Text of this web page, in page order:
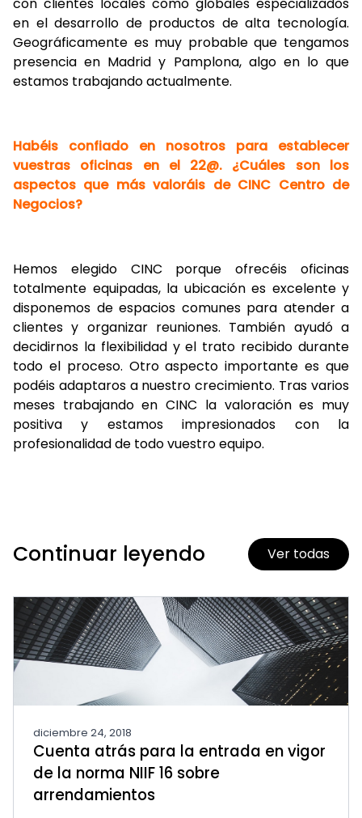
en el desarrollo de productos de alta tecnología.
Geográficamente es muy probable que tengamos
presencia en Madrid y Pamplona, algo en lo que
estamos trabajando actualmente.
Habéis confiado en nosotros para establecer
vuestras oficinas en el 22@. ¿Cuáles son los
aspectos que más valoráis de CINC Centro de
Negocios?
Hemos elegido CINC porque ofrecéis oficinas
totalmente equipadas, la ubicación es excelente y
disponemos de espacios comunes para atender a
clientes y organizar reuniones. También ayudó a
decidirnos la flexibilidad y el trato recibido durante
todo el proceso. Otro aspecto importante es que
podéis adaptaros a nuestro crecimiento. Tras varios
meses trabajando en CINC la valoración es muy
positiva y estamos impresionados con la
profesionalidad de todo vuestro equipo.
Continuar leyendo Ver todas
diciembre 24, 2018
Cuenta atrás para la entrada en vigor
de la norma NIIF 16 sobre
arrendamientos